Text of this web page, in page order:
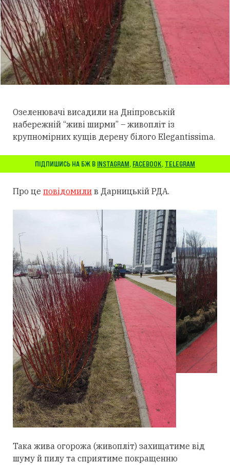
Озеленювачі висадили на Дніпровській
набережній “живі ширми” – живопліт із
крупномірних кущів дерену білого Elegantissima.
ПІДПИШИСЬ НА БЖ В INSTAGRAM, FACEBOOK, TELEGRAM
Про це повідомили в Дарницькій РДА.
Така жива огорожа (живопліт) захищатиме від
шуму й пилу та сприятиме покращенню